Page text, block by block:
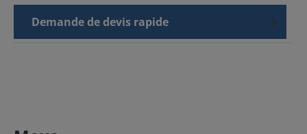
Demande de devis rapide